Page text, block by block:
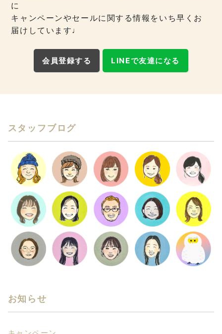
に
キャンペーンやセールに関する情報をいち早くお
届けしています♩
会員登録する LINEで友達になる
スタッフブログ
お知らせ